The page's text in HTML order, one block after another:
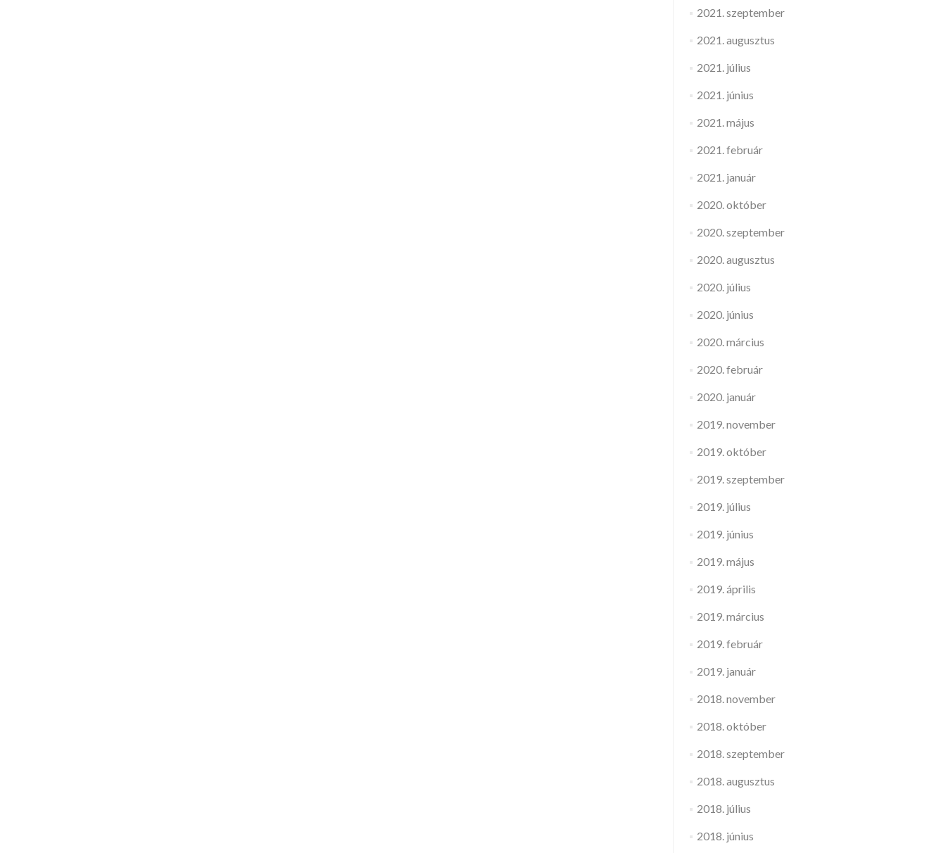
2021. szeptember
2021. augusztus
2021. július
2021. június
2021. május
2021. február
2021. január
2020. október
2020. szeptember
2020. augusztus
2020. július
2020. június
2020. március
2020. február
2020. január
2019. november
2019. október
2019. szeptember
2019. július
2019. június
2019. május
2019. április
2019. március
2019. február
2019. január
2018. november
2018. október
2018. szeptember
2018. augusztus
2018. július
2018. június